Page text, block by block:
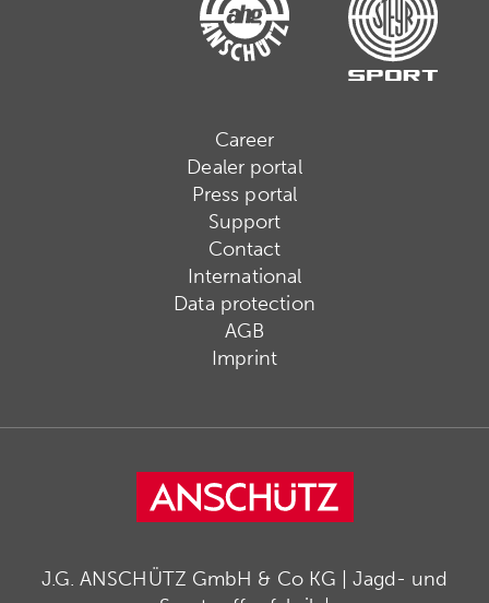
Career
Dealer portal
Press portal
Support
Contact
International
Data protection
AGB
Imprint
J.G. ANSCHÜTZ GmbH & Co KG | Jagd- und